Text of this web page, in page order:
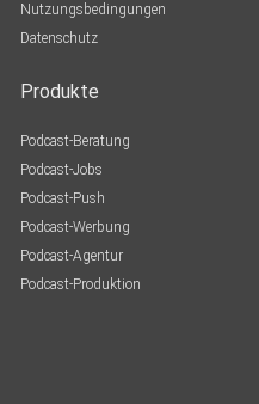
Nutzungsbedingungen
Datenschutz
Produkte
Podcast-Beratung
Podcast-Jobs
Podcast-Push
Podcast-Werbung
Podcast-Agentur
Podcast-Produktion